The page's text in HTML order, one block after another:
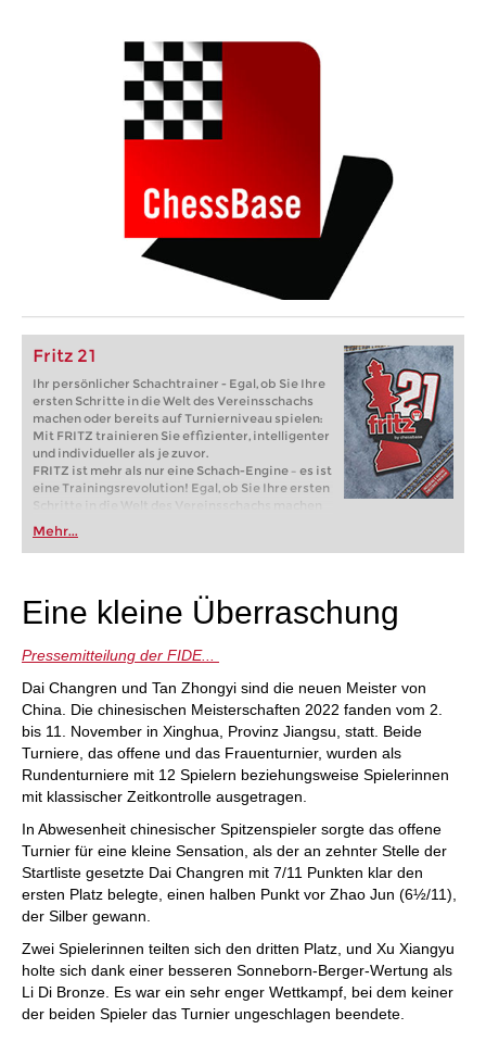
Fritz 21
Ihr persönlicher Schachtrainer - Egal, ob Sie Ihre
ersten Schritte in die Welt des Vereinsschachs
machen oder bereits auf Turnierniveau spielen:
Mit FRITZ trainieren Sie effizienter, intelligenter
und individueller als je zuvor.
FRITZ ist mehr als nur eine Schach-Engine – es ist
eine Trainingsrevolution! Egal, ob Sie Ihre ersten
Schritte in die Welt des Vereinsschachs machen
oder bereits auf Turnierniveau spielen: Mit
FRITZ trainieren Sie effizienter, intelligenter und
individueller als je zuvor.
Mehr...
Eine kleine Überraschung
Pressemitteilung der FIDE...
Dai Changren und Tan Zhongyi sind die neuen Meister von
China. Die chinesischen Meisterschaften 2022 fanden vom 2.
bis 11. November in Xinghua, Provinz Jiangsu, statt. Beide
Turniere, das offene und das Frauenturnier, wurden als
Rundenturniere mit 12 Spielern beziehungsweise Spielerinnen
mit klassischer Zeitkontrolle ausgetragen.
In Abwesenheit chinesischer Spitzenspieler sorgte das offene
Turnier für eine kleine Sensation, als der an zehnter Stelle der
Startliste gesetzte Dai Changren mit 7/11 Punkten klar den
ersten Platz belegte, einen halben Punkt vor Zhao Jun (6½/11),
der Silber gewann.
Zwei Spielerinnen teilten sich den dritten Platz, und Xu Xiangyu
holte sich dank einer besseren Sonneborn-Berger-Wertung als
Li Di Bronze. Es war ein sehr enger Wettkampf, bei dem keiner
der beiden Spieler das Turnier ungeschlagen beendete.